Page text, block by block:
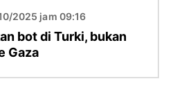
2025 jam 09:16
bot di Turki, bukan
Gaza